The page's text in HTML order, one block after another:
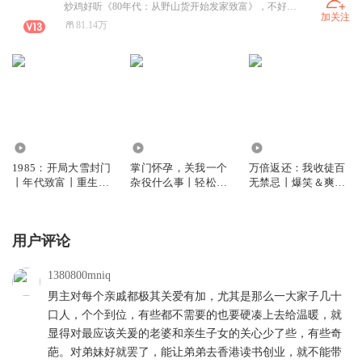
炒鸡好听《80年代：从野山货开始发家致富》，不好听你们来锤我，嘿嘿嘿
81.14万
加关注
1985：开局大雪封门
丨年代致富丨重生爽
掌门怀孕，关我一个
杂役什么事丨轻松爽
万倍返还：我收徒百
无禁忌丨爆笑＆爽文
用户评论
1380800mniq
男主对每个亲戚都极其关爱有加，尤其是那么一大家子几十
口人，个个到位，有些都不需要的也要硬凑上去给温暖，就
显得对最应该关爰的老婆和亲生子女的关心少了些，有些奇
葩。对弟妹好就罢了，能让弟弟去香港读书创业，就不能带